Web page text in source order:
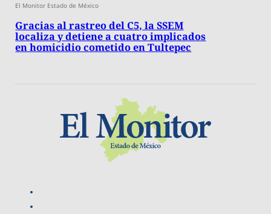
El Monitor Estado de México
Gracias al rastreo del C5, la SSEM
localiza y detiene a cuatro implicados
en homicidio cometido en Tultepec